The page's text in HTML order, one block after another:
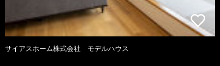
サイアスホーム株式会社 モデルハウス